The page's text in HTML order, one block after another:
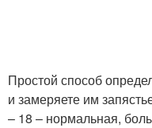
Простой способ
и замеряете им
– 18 – нормальная,